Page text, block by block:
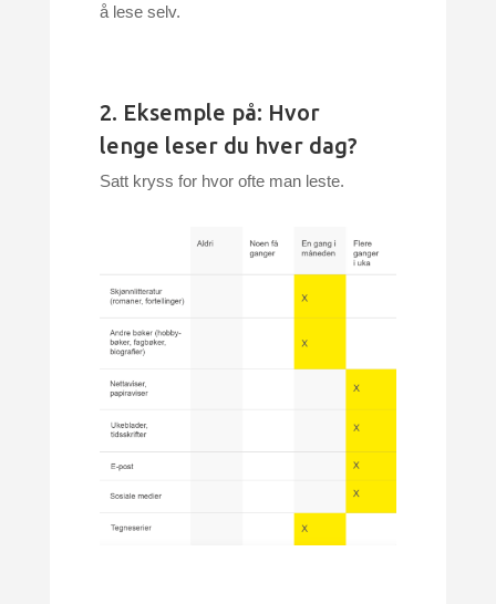
å lese selv.
2. Eksemple på: Hvor
lenge leser du hver dag?
Satt kryss for hvor ofte man leste.